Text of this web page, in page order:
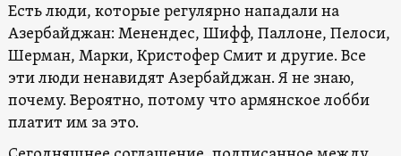
Есть люди, которые регулярно нападали на
Азербайджан: Менендес, Шифф, Паллоне, Пелоси,
Шерман, Марки, Кристофер Смит и другие. Все
эти люди ненавидят Азербайджан. Я не знаю,
почему. Вероятно, потому что армянское лобби
платит им за это.